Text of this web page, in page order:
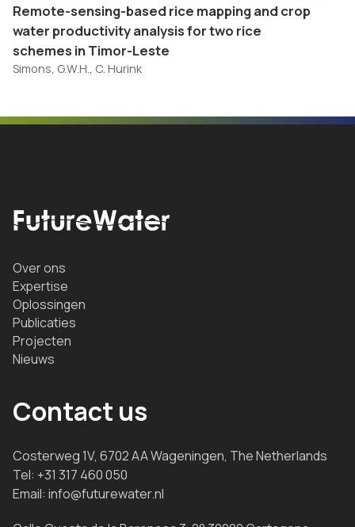
Remote-sensing-based rice mapping and crop
water productivity analysis for two rice
schemes in Timor-Leste
Simons, G.W.H., C. Hurink
Over ons
Expertise
Oplossingen
Publicaties
Projecten
Nieuws
Contact us
Costerweg 1V, 6702 AA Wageningen, The Netherlands
Tel: +31 317 460 050
Email: info@futurewater.nl